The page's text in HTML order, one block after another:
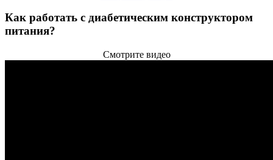
Как работать с диабетическим конструктором
питания?
Смотрите видео